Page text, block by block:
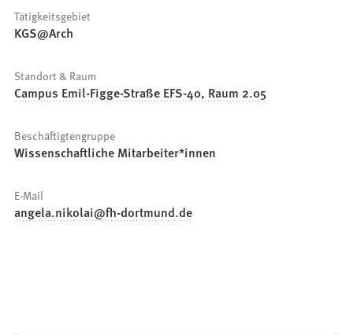
Tätigkeitsgebiet
KGS@Arch
Standort & Raum
Campus Emil-Figge-Straße EFS-40, Raum 2.05
Beschäftigtengruppe
Wissenschaftliche Mitarbeiter*innen
E-Mail
angela.nikolai fh-dortmund de